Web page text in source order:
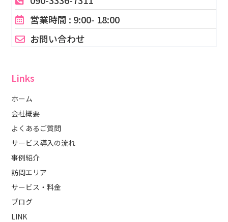
Links
ホーム
会社概要
よくあるご質問
サービス導入の流れ
事例紹介
訪問エリア
サービス・料金
ブログ
LINK
営業時間 : 9:00- 18:00
お問い合わせ